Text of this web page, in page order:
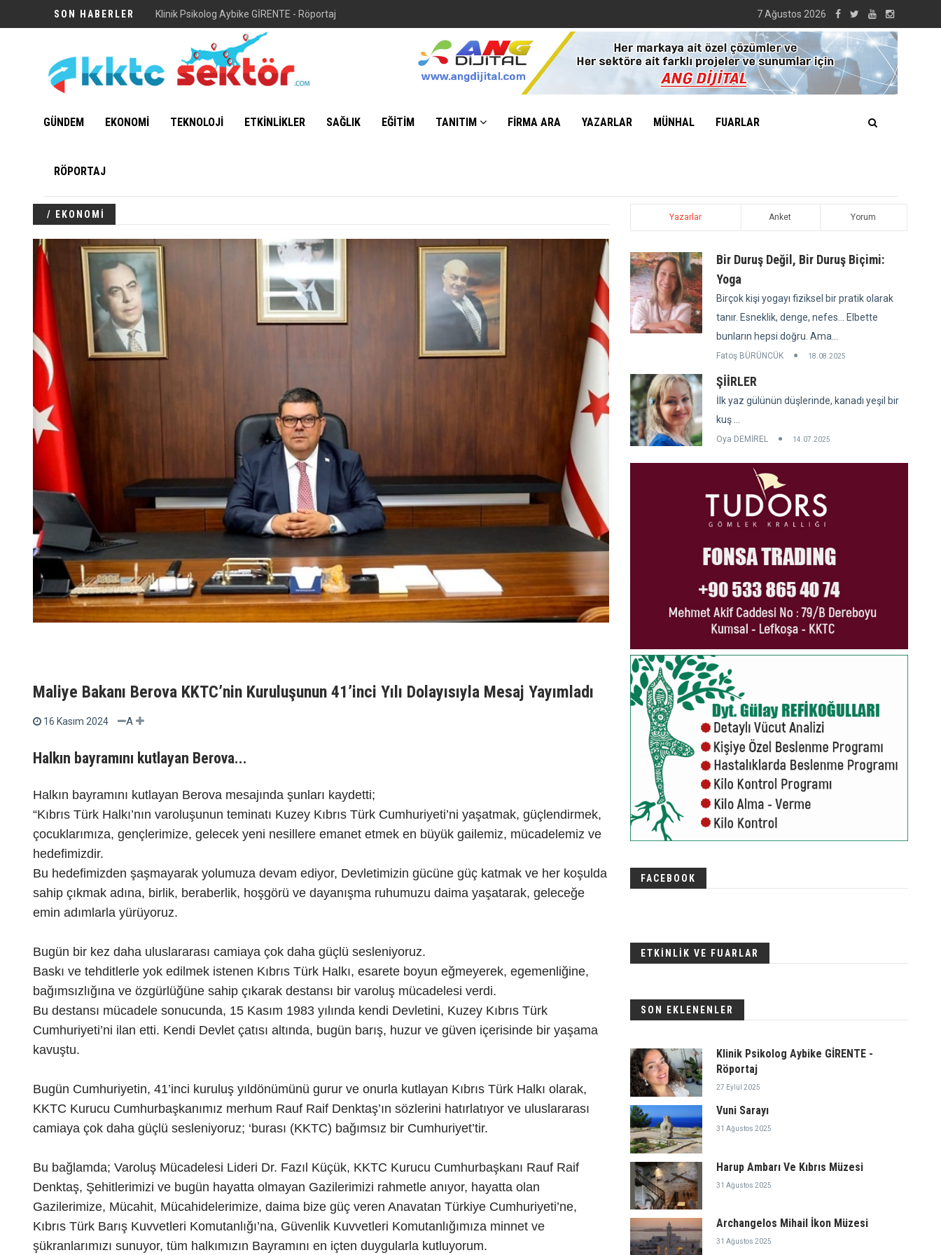
SON HABERLER 7 Ağustos 2026
GÜNDEM EKONOMİ TEKNOLOJİ ETKİNLİKLER SAĞLIK EĞİTİM TANITIM FİRMA ARA YAZARLAR MÜNHAL FUARLAR
RÖPORTAJ
/ EKONOMİ
Maliye Bakanı Berova KKTC’nin Kuruluşunun 41’inci Yılı Dolayısıyla Mesaj Yayımladı
16 Kasım 2024 A
Halkın bayramını kutlayan Berova...
Halkın bayramını kutlayan Berova mesajında şunları kaydetti;
“Kıbrıs Türk Halkı’nın varoluşunun teminatı Kuzey Kıbrıs Türk Cumhuriyeti’ni yaşatmak, güçlendirmek,
çocuklarımıza, gençlerimize, gelecek yeni nesillere emanet etmek en büyük gailemiz, mücadelemiz ve
hedefimizdir.
Bu hedefimizden şaşmayarak yolumuza devam ediyor, Devletimizin gücüne güç katmak ve her koşulda
sahip çıkmak adına, birlik, beraberlik, hoşgörü ve dayanışma ruhumuzu daima yaşatarak, geleceğe
emin adımlarla yürüyoruz.
Bugün bir kez daha uluslararası camiaya çok daha güçlü sesleniyoruz.
Baskı ve tehditlerle yok edilmek istenen Kıbrıs Türk Halkı, esarete boyun eğmeyerek, egemenliğine,
bağımsızlığına ve özgürlüğüne sahip çıkarak destansı bir varoluş mücadelesi verdi.
Bu destansı mücadele sonucunda, 15 Kasım 1983 yılında kendi Devletini, Kuzey Kıbrıs Türk
Cumhuriyeti’ni ilan etti. Kendi Devlet çatısı altında, bugün barış, huzur ve güven içerisinde bir yaşama
kavuştu.
Bugün Cumhuriyetin, 41’inci kuruluş yıldönümünü gurur ve onurla kutlayan Kıbrıs Türk Halkı olarak,
KKTC Kurucu Cumhurbaşkanımız merhum Rauf Raif Denktaş’ın sözlerini hatırlatıyor ve uluslararası
camiaya çok daha güçlü sesleniyoruz; ‘burası (KKTC) bağımsız bir Cumhuriyet’tir.
Bu bağlamda; Varoluş Mücadelesi Lideri Dr. Fazıl Küçük, KKTC Kurucu Cumhurbaşkanı Rauf Raif
Denktaş, Şehitlerimizi ve bugün hayatta olmayan Gazilerimizi rahmetle anıyor, hayatta olan
Gazilerimize, Mücahit, Mücahidelerimize, daima bize güç veren Anavatan Türkiye Cumhuriyeti’ne,
Kıbrıs Türk Barış Kuvvetleri Komutanlığı’na, Güvenlik Kuvvetleri Komutanlığımıza minnet ve
şükranlarımızı sunuyor, tüm halkımızın Bayramını en içten duygularla kutluyorum.
Yazarlar Anket Yorum
Bir Duruş Değil, Bir Duruş Biçimi:
Yoga
Birçok kişi yogayı fiziksel bir pratik olarak
tanır. Esneklik, denge, nefes... Elbette
bunların hepsi doğru. Ama...
Fatoş BÜRÜNCÜK 18.08.2025
ŞİİRLER
İlk yaz gülünün düşlerinde, kanadı yeşil bir
kuş ...
Oya DEMİREL 14.07.2025
FACEBOOK
ETKİNLİK VE FUARLAR
SON EKLENENLER
Klinik Psikolog Aybike GİRENTE -
Röportaj
27 Eylül 2025
Vuni Sarayı
31 Ağustos 2025
Harup Ambarı Ve Kıbrıs Müzesi
31 Ağustos 2025
Archangelos Mihail İkon Müzesi
31 Ağustos 2025